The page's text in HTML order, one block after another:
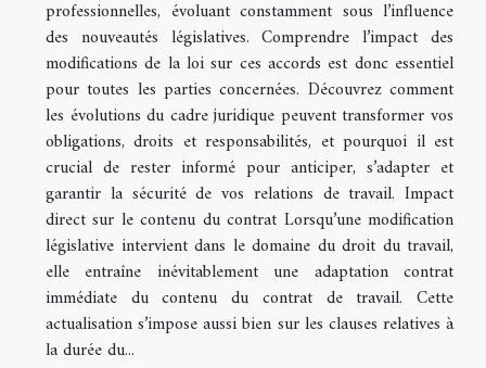
professionnelles, évoluant constamment sous l’influence
des nouveautés législatives. Comprendre l’impact des
modifications de la loi sur ces accords est donc essentiel
pour toutes les parties concernées. Découvrez comment
les évolutions du cadre juridique peuvent transformer vos
obligations, droits et responsabilités, et pourquoi il est
crucial de rester informé pour anticiper, s’adapter et
garantir la sécurité de vos relations de travail. Impact
direct sur le contenu du contrat Lorsqu’une modification
législative intervient dans le domaine du droit du travail,
elle entraîne inévitablement une adaptation contrat
immédiate du contenu du contrat de travail. Cette
actualisation s’impose aussi bien sur les clauses relatives à
la durée du...